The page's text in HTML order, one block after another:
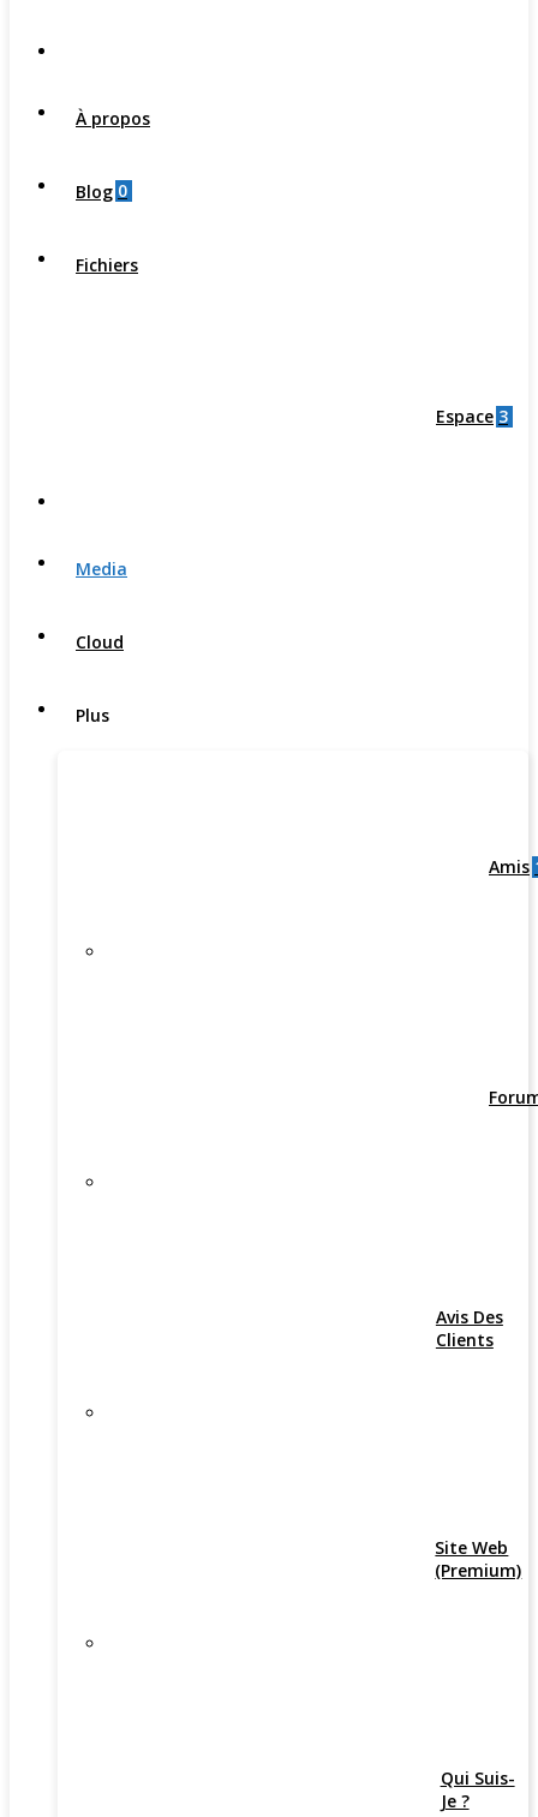
À propos
Blog 0
Fichiers
Espace 3
Media
Cloud
Plus
Amis
Avis Des
Clients
Site Web
(Premium)
Qui Suis-
Je ?